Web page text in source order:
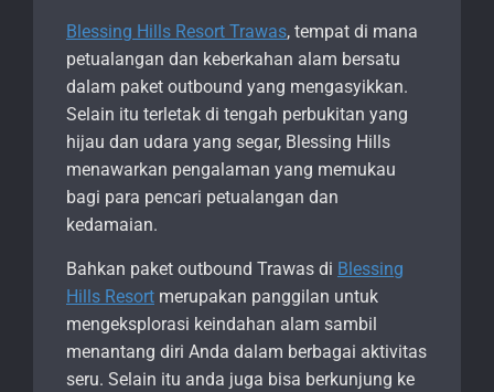
Blessing Hills Resort Trawas, tempat di mana
petualangan dan keberkahan alam bersatu
dalam paket outbound yang mengasyikkan.
Selain itu terletak di tengah perbukitan yang
hijau dan udara yang segar, Blessing Hills
menawarkan pengalaman yang memukau
bagi para pencari petualangan dan
kedamaian.
Bahkan paket outbound Trawas di Blessing
Hills Resort merupakan panggilan untuk
mengeksplorasi keindahan alam sambil
menantang diri Anda dalam berbagai aktivitas
seru. Selain itu anda juga bisa berkunjung ke